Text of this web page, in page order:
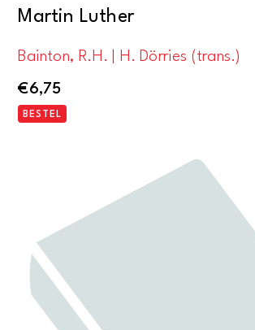
Martin Luther
Bainton, R.H. | H. Dörries (trans.)
€6,75
BESTEL